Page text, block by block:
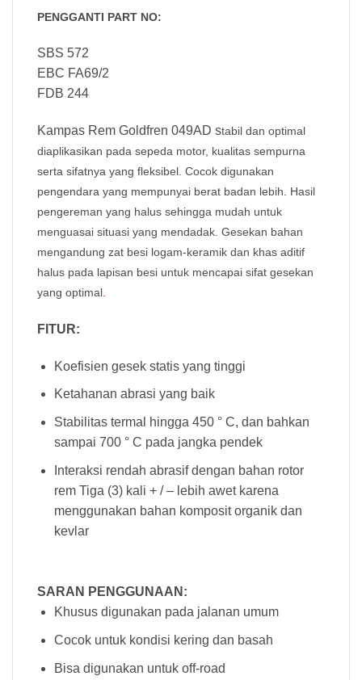
PENGGANTI PART NO:
SBS 572
EBC FA69/2
FDB 244
Kampas Rem Goldfren 049AD stabil dan optimal
diaplikasikan pada sepeda motor, kualitas sempurna
serta sifatnya yang fleksibel. Cocok digunakan
pengendara yang mempunyai berat badan lebih. Hasil
pengereman yang halus sehingga mudah untuk
menguasai situasi yang mendadak. Gesekan bahan
mengandung zat besi logam-keramik dan khas aditif
halus pada lapisan besi untuk mencapai sifat gesekan
yang optimal.
FITUR:
Koefisien gesek statis yang tinggi
Ketahanan abrasi yang baik
Stabilitas termal hingga 450 ° C, dan bahkan
sampai 700 ° C pada jangka pendek
Interaksi rendah abrasif dengan bahan rotor
rem Tiga (3) kali + / – lebih awet karena
menggunakan bahan komposit organik dan
kevlar
SARAN PENGGUNAAN:
Khusus digunakan pada jalanan umum
Cocok untuk kondisi kering dan basah
Bisa digunakan untuk off-road